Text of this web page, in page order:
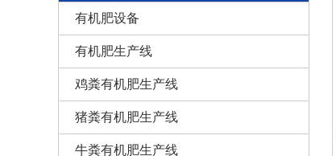
有机肥设备
有机肥生产线
鸡粪有机肥生产线
猪粪有机肥生产线
牛粪有机肥生产线